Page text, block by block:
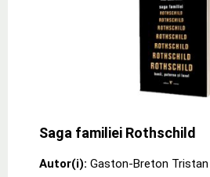
Saga familiei Rothschild
Autor(i): Gaston-Breton Tristan